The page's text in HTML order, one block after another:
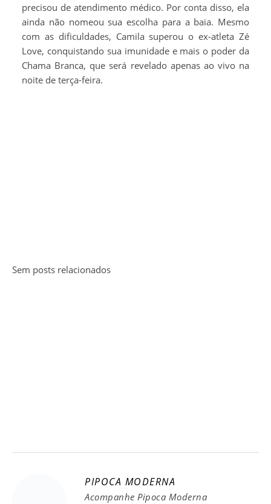
precisou de atendimento médico. Por conta disso, ela
ainda não nomeou sua escolha para a baia. Mesmo
com as dificuldades, Camila superou o ex-atleta Zé
Love, conquistando sua imunidade e mais o poder da
Chama Branca, que será revelado apenas ao vivo na
noite de terça-feira.
Sem posts relacionados
PIPOCA MODERNA
Acompanhe Pipoca Moderna